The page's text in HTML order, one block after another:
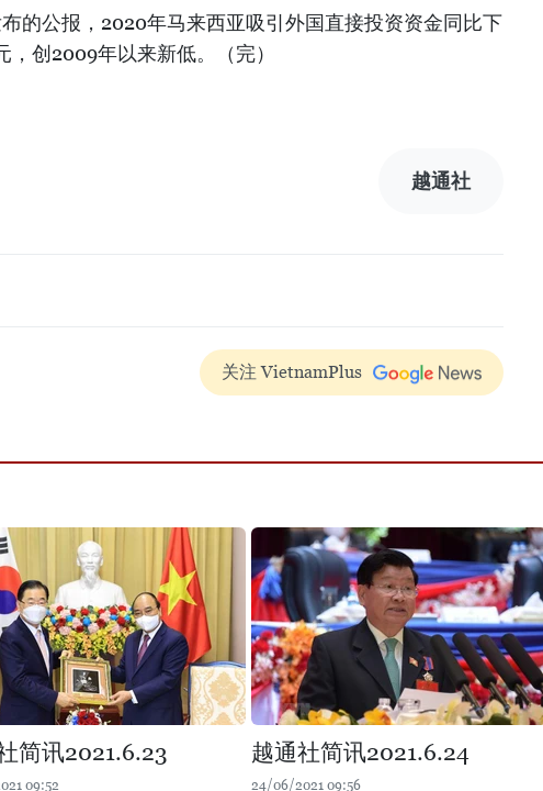
的公报，2020年马来西亚吸引外国直接投资资金同比下
创2009年以来新低。（完）
越通社
关注 VietnamPlus
简讯2021.6.23
09:52
越通社简讯2021.6.24
24/06/2021 09:56